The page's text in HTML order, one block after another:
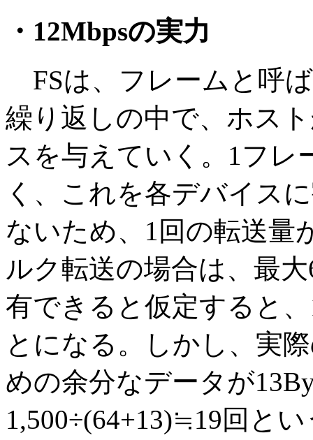
・12Mbpsの実力
FSは、フレームと呼
繰り返しの中で、ホス
スを与えていく。1フレ
く、これを各デバイス
ないため、1回の転送量
ルク転送の場合は、最
有できると仮定すると
とになる。しかし、実
めの余分なデータが
1,500÷(64+13)≒19回と